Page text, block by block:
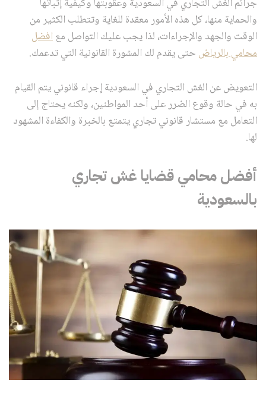
والحماية منها، كل هذه الأمور معقدة للغاية وتتطلب الكثير من
الوقت والجهد والإجراءات، لذا يجب عليك التواصل معافضل
محامي بالرياض حتى يقدم لك المشورة القانونية التي تدعمك.
التعويض عن الغش التجاري في السعودية إجراء قانوني يتم القيام
به في حالة وقوع الضرر على أحد المواطنين، ولكنه يحتاج إلى
التعامل مع مستشار قانوني تجاري يتمتع بالخبرة والكفاءة المشهود
لها.
أفضل محامي قضايا غش تجاري
بالسعودية